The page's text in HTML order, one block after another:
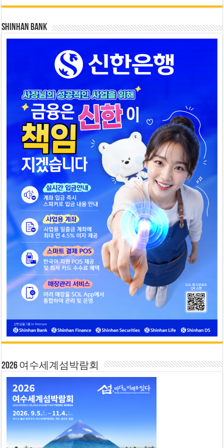
SHINHAN BANK
2026 여수세계섬박람회